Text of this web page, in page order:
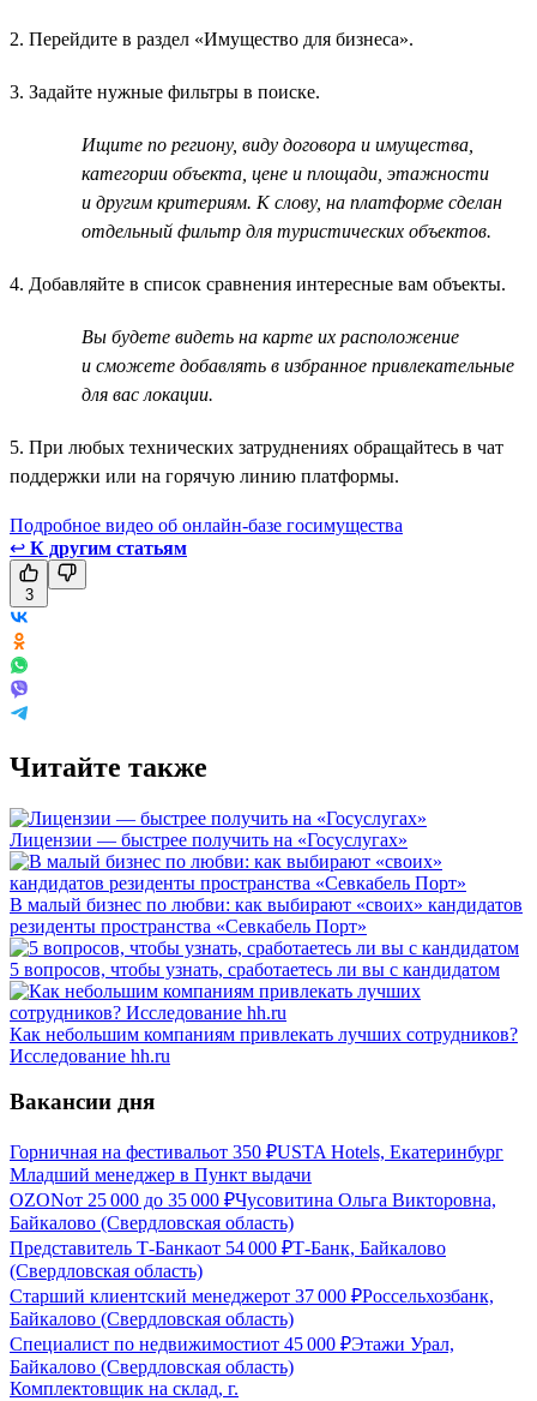
2. Перейдите в раздел «Имущество для бизнеса».
3. Задайте нужные фильтры в поиске.
Ищите по региону, виду договора и имущества,
категории объекта, цене и площади, этажности
и другим критериям. К слову, на платформе сделан
отдельный фильтр для туристических объектов.
4. Добавляйте в список сравнения интересные вам объекты.
Вы будете видеть на карте их расположение
и сможете добавлять в избранное привлекательные
для вас локации.
5. При любых технических затруднениях обращайтесь в чат
поддержки или на горячую линию платформы.
Подробное видео об онлайн-базе госимущества
↩ К другим статьям
3
Читайте также
Лицензии — быстрее получить на «Госуслугах»
В малый бизнес по любви: как выбирают «своих» кандидатов
резиденты пространства «Севкабель Порт»
5 вопросов, чтобы узнать, сработаетесь ли вы с кандидатом
Как небольшим компаниям привлекать лучших сотрудников?
Исследование hh.ru
Вакансии дня
Горничная на фестивальот 350 ₽USTA Hotels, Екатеринбург
Младший менеджер в Пункт выдачи
OZONот 25 000 до 35 000 ₽Чусовитина Ольга Викторовна,
Байкалово (Свердловская область)
Представитель Т-Банкаот 54 000 ₽Т-Банк, Байкалово
(Свердловская область)
Старший клиентский менеджерот 37 000 ₽Россельхозбанк,
Байкалово (Свердловская область)
Специалист по недвижимостиот 45 000 ₽Этажи Урал,
Байкалово (Свердловская область)
Комплектовщик на склад, г.